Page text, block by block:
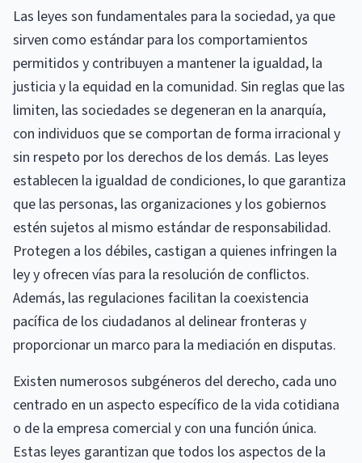
Las leyes son fundamentales para la sociedad, ya que
sirven como estándar para los comportamientos
permitidos y contribuyen a mantener la igualdad, la
justicia y la equidad en la comunidad. Sin reglas que las
limiten, las sociedades se degeneran en la anarquía,
con individuos que se comportan de forma irracional y
sin respeto por los derechos de los demás. Las leyes
establecen la igualdad de condiciones, lo que garantiza
que las personas, las organizaciones y los gobiernos
estén sujetos al mismo estándar de responsabilidad.
Protegen a los débiles, castigan a quienes infringen la
ley y ofrecen vías para la resolución de conflictos.
Además, las regulaciones facilitan la coexistencia
pacífica de los ciudadanos al delinear fronteras y
proporcionar un marco para la mediación en disputas.
Existen numerosos subgéneros del derecho, cada uno
centrado en un aspecto específico de la vida cotidiana
o de la empresa comercial y con una función única.
Estas leyes garantizan que todos los aspectos de la